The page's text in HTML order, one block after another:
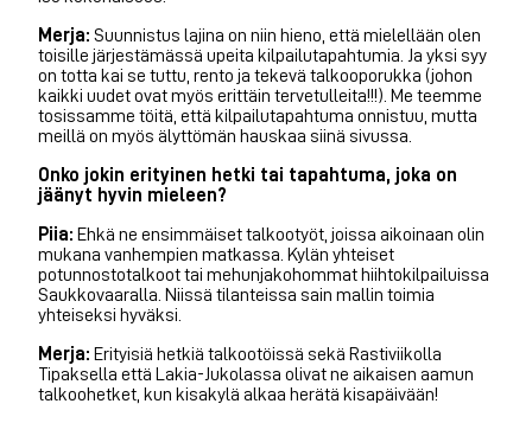
Merja: Suunnistus lajina on niin hieno, että mielellään olen
toisille järjestämässä upeita kilpailutapahtumia. Ja yksi syy
on totta kai se tuttu, rento ja tekevä talkooporukka (johon
kaikki uudet ovat myös erittäin tervetulleita!!!). Me teemme
tosissamme töitä, että kilpailutapahtuma onnistuu, mutta
meillä on myös älyttömän hauskaa siinä sivussa.
Onko jokin erityinen hetki tai tapahtuma, joka on
jäänyt hyvin mieleen?
Piia: Ehkä ne ensimmäiset talkootyöt, joissa aikoinaan olin
mukana vanhempien matkassa. Kylän yhteiset
potunnostotalkoot tai mehunjakohommat hiihtokilpailuissa
Saukkovaaralla. Niissä tilanteissa sain mallin toimia
yhteiseksi hyväksi.
Merja: Erityisiä hetkiä talkootöissä sekä Rastiviikolla
Tipaksella että Lakia-Jukolassa olivat ne aikaisen aamun
talkoohetket, kun kisakylä alkaa herätä kisapäivään!